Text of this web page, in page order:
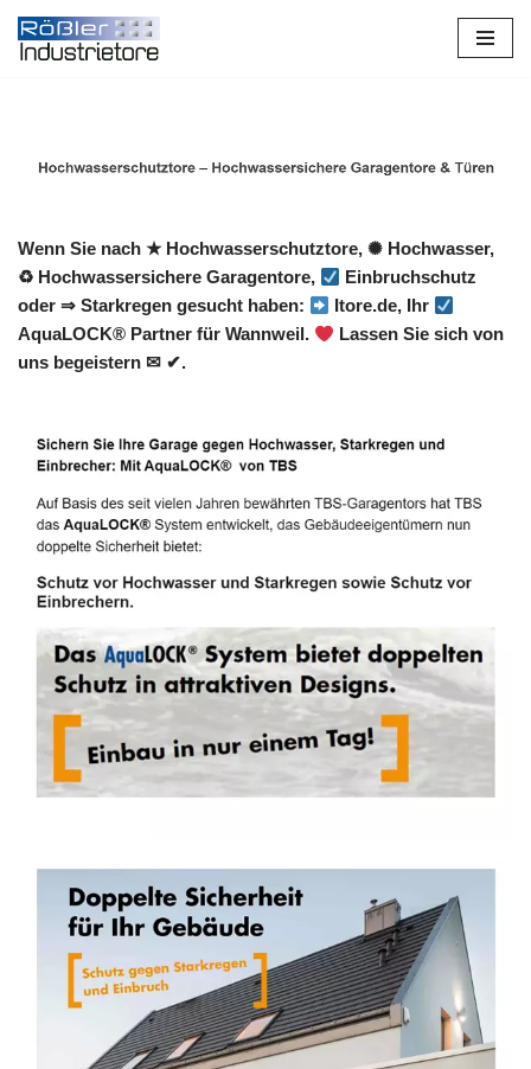
Zum
Wenn Sie nach ★ Hochwasserschutztore, ✺ Hochwasser,
♻ Hochwassersichere Garagentore,
Einbruchschutz
oder ⇒ Starkregen gesucht haben:
Itore.de, Ihr
AquaLOCK® Partner für Wannweil.
Lassen Sie sich von
uns begeistern ✉ ✔.